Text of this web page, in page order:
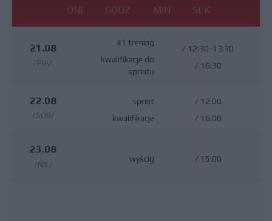
DNI GODZ MIN SEK
21.08
/PIĄ/
#1 trening
kwalifikacje do
sprintu
/ 12:30-13:30
/ 16:30
22.08
/SOB/
sprint
kwalifikacje
/ 12:00
/ 16:00
23.08
/NIE/
wyścig / 15:00